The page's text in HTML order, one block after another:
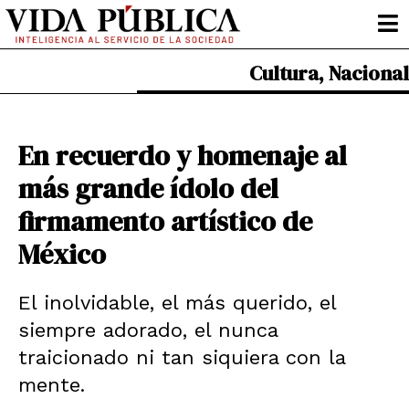
Ir
contenido
Cultura,Nacional
En recuerdo y homenaje al
más grande ídolo del
firmamento artístico de
México
El inolvidable, el más querido, el
siempre adorado, el nunca
traicionado ni tan siquiera con la
mente.